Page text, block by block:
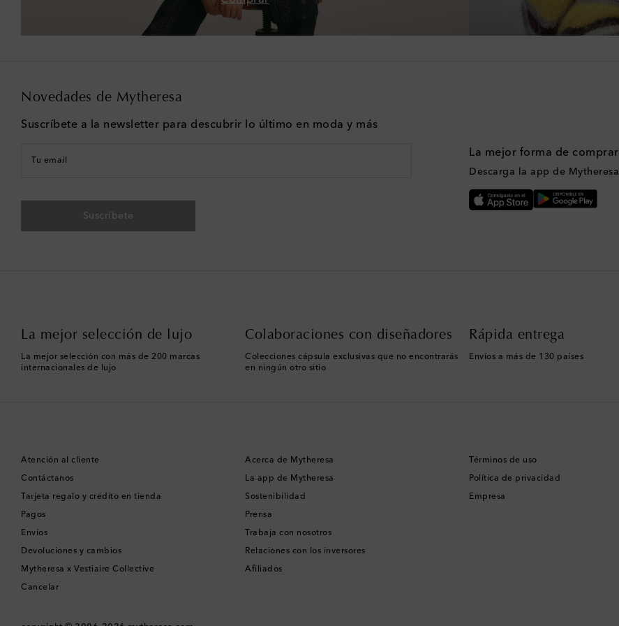
Novedades de Mytheresa
Suscríbete a la newsletter para descubrir lo último en moda y más
Tu email
Suscríbete
La mejor forma de comprar
Descarga la app de Mytheresa
La mejor selección de lujo
La mejor selección con más de 200 marcas
internacionales de lujo
Colaboraciones con diseñadores
Colecciones cápsula exclusivas que no encontrarás
en ningún otro sitio
Rápida entrega
Envíos a más de 130 países
Atención al cliente
Contáctanos
Tarjeta regalo y crédito en tienda
Pagos
Envíos
Devoluciones y cambios
Mytheresa x Vestiaire Collective
Cancelar
Acerca de Mytheresa
La app de Mytheresa
Sostenibilidad
Prensa
Trabaja con nosotros
Relaciones con los inversores
Afiliados
Términos de uso
Política de privacidad
Empresa